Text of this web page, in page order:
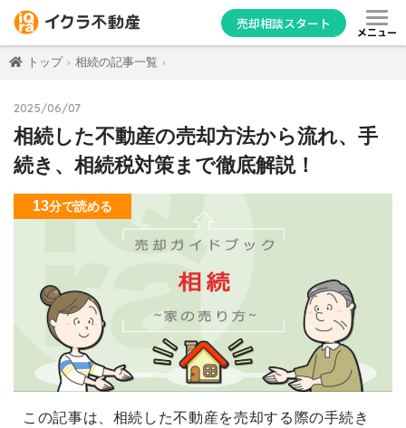
売却相談スタート
メニュー
トップ 相続の記事一覧
2025/06/07
相続した不動産の売却方法から流れ、手
続き、相続税対策まで徹底解説！
13分で読める
この記事は、相続した不動産を売却する際の手続き